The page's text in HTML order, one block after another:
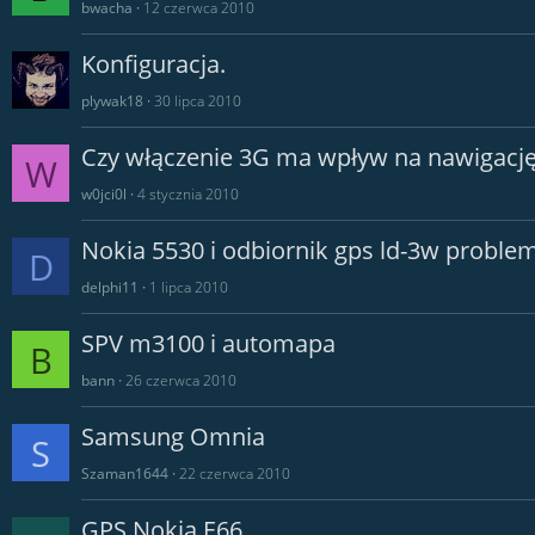
bwacha 12 czerwca 2010
Konfiguracja.
plywak18 30 lipca 2010
W Czy włączenie 3G ma wpływ na
w0jci0l 4 stycznia 2010
D Nokia 5530 i odbiornik gps ld-3w
delphi11 1 lipca 2010
B SPV m3100 i automapa
bann 26 czerwca 2010
S Samsung Omnia
Szaman1644 22 czerwca 2010